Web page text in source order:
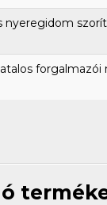
nyeregidom
forgalmazói